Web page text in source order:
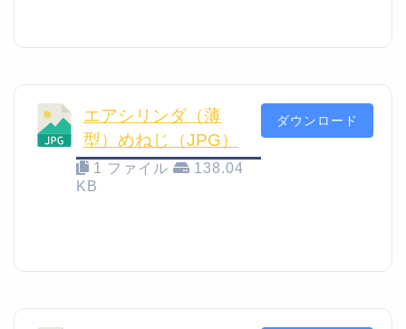
エアシリンダ（薄
型）めねじ（JPG）
1 ファイル
138.04
KB
ダウンロード